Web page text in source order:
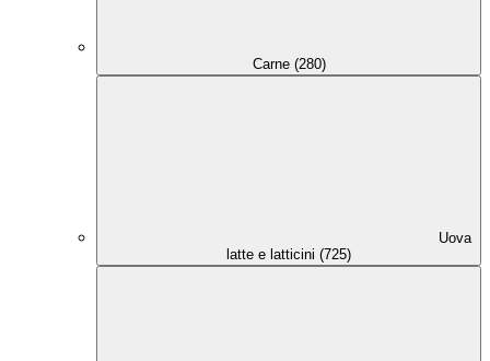
Carne (280)
Uova
latte e latticini (725)